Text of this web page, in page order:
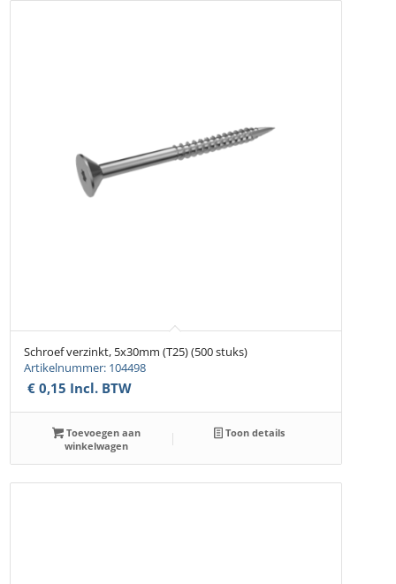
Schroef verzinkt, 5x30mm (T25) (500 stuks)
Artikelnummer: 104498
€ 0,15 Incl. BTW
Toevoegen aan
winkelwagen
Toon details